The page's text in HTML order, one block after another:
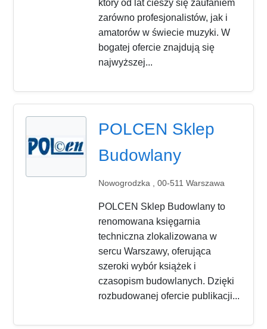
który od lat cieszy się zaufaniem
zarówno profesjonalistów, jak i
amatorów w świecie muzyki. W
bogatej ofercie znajdują się
najwyższej...
POLCEN Sklep
Budowlany
Nowogrodzka , 00-511 Warszawa
POLCEN Sklep Budowlany to
renomowana księgarnia
techniczna zlokalizowana w
sercu Warszawy, oferująca
szeroki wybór książek i
czasopism budowlanych. Dzięki
rozbudowanej ofercie publikacji...